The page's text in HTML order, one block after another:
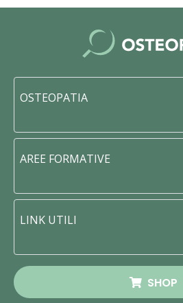
OSTEOPATIA
AREE FORMATIVE
LINK UTILI
SHOP